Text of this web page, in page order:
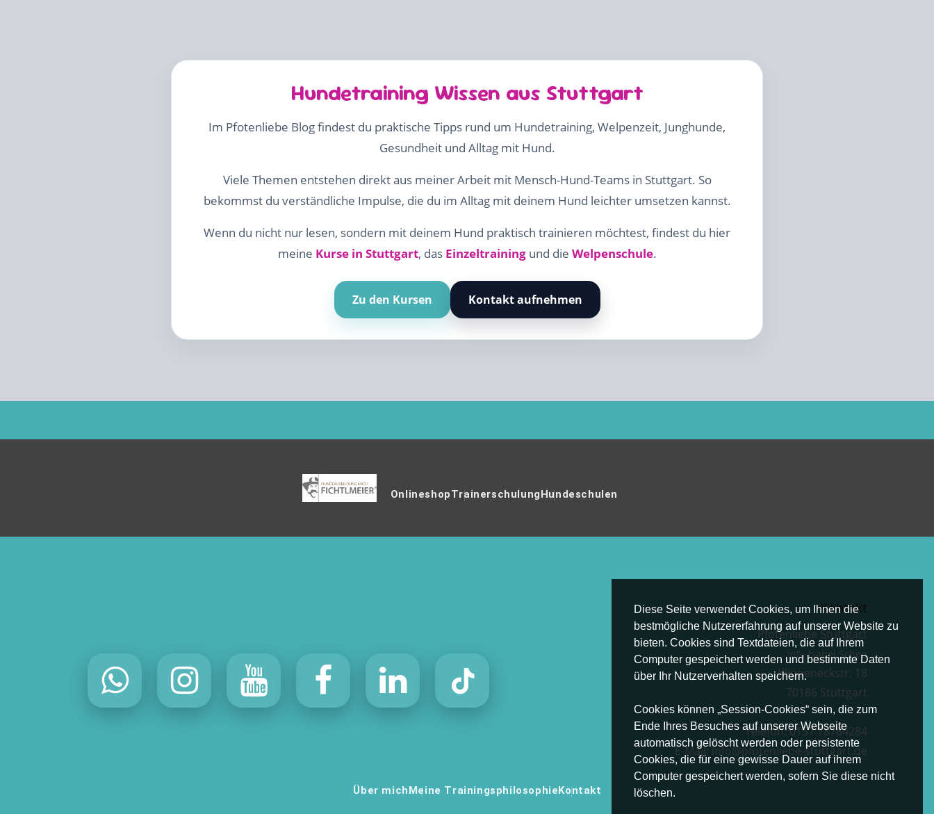
Diese Seite verwendet Cookies, um Ihnen die
bestmögliche Nutzererfahrung auf unserer Website zu
bieten. Cookies sind Textdateien, die auf Ihrem
Computer gespeichert werden und bestimmte Daten
über Ihr Nutzerverhalten speichern.
Cookies können „Session-Cookies“ sein, die zum
Ende Ihres Besuches auf unserer Webseite
automatisch gelöscht werden oder persistente
Cookies, die für eine gewisse Dauer auf ihrem
Computer gespeichert werden, sofern Sie diese nicht
löschen.
Hundetraining Wissen aus Stuttgart
Im Pfotenliebe Blog findest du praktische Tipps rund um Hundetraining, Welpenzeit, Junghunde,
Gesundheit und Alltag mit Hund.
Viele Themen entstehen direkt aus meiner Arbeit mit Mensch-Hund-Teams in Stuttgart. So
bekommst du verständliche Impulse, die du im Alltag mit deinem Hund leichter umsetzen kannst.
Wenn du nicht nur lesen, sondern mit deinem Hund praktisch trainieren möchtest, findest du hier
meine Kurse in Stuttgart, das Einzeltrainingund die Welpenschule.
Zu den Kursen Kontakt aufnehmen
OnlineshopTrainerschulungHundeschulen
Kontakt
Pfotenliebe Stuttgart
Inh. Isabel Scheu
Klippeneckstr. 18
70186 Stuttgart
Telefon:0157 78784284
E-Mail:info@pfotenliebe-stuttgart.de
Über michMeine TrainingsphilosophieKontakt